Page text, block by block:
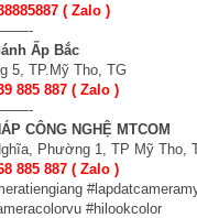
( Zalo )
Ấp Bắc
5, TP.Mỹ Tho, TG
885 887 ( Zalo )
CÔNG NGHỆ MTCOM
Phường 1, TP Mỹ Tho,
885 887 ( Zalo )
#hilookcolor